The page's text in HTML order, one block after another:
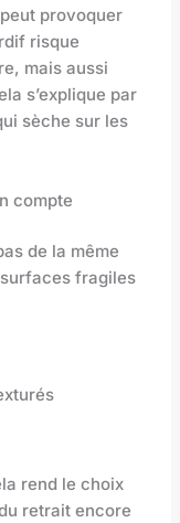
provoquer
risque
mais aussi
s’explique par
sèche sur les
compte
de la même
fragiles
rend le choix
retrait encore